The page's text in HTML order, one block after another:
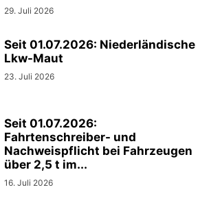
29. Juli 2026
Seit 01.07.2026: Niederländische
Lkw-Maut
23. Juli 2026
Seit 01.07.2026:
Fahrtenschreiber- und
Nachweispflicht bei Fahrzeugen
über 2,5 t im...
16. Juli 2026